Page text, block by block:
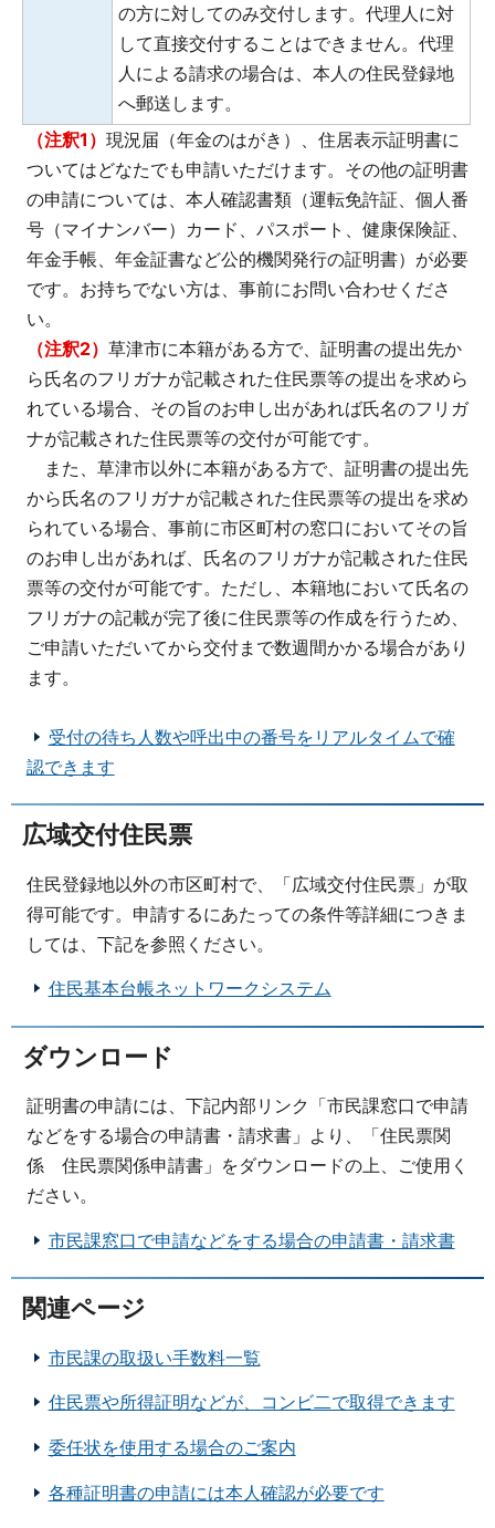
の方に対してのみ交付します。代理人に対
して直接交付することはできません。代理
人による請求の場合は、本人の住民登録地
へ郵送します。
（注釈1） 現況届（年金のはがき）、住居表示証明書に
ついてはどなたでも申請いただけます。その他の証明書
の申請については、本人確認書類（運転免許証、個人番
号（マイナンバー）カード、パスポート、健康保険証、
年金手帳、年金証書など公的機関発行の証明書）が必要
です。お持ちでない方は、事前にお問い合わせくださ
い。
（注釈2） 草津市に本籍がある方で、証明書の提出先か
ら氏名のフリガナが記載された住民票等の提出を求めら
れている場合、その旨のお申し出があれば氏名のフリガ
ナが記載された住民票等の交付が可能です。
また、草津市以外に本籍がある方で、証明書の提出先
から氏名のフリガナが記載された住民票等の提出を求め
られている場合、事前に市区町村の窓口においてその旨
のお申し出があれば、氏名のフリガナが記載された住民
票等の交付が可能です。ただし、本籍地において氏名の
フリガナの記載が完了後に住民票等の作成を行うため、
ご申請いただいてから交付まで数週間かかる場合があり
ます。
受付の待ち人数や呼出中の番号をリアルタイムで確
認できます
広域交付住民票
住民登録地以外の市区町村で、「広域交付住民票」が取
得可能です。申請するにあたっての条件等詳細につきま
しては、下記を参照ください。
住民基本台帳ネットワークシステム
ダウンロード
証明書の申請には、下記内部リンク「市民課窓口で申請
などをする場合の申請書・請求書」より、「住民票関
係 住民票関係申請書」をダウンロードの上、ご使用く
ださい。
市民課窓口で申請などをする場合の申請書・請求書
関連ページ
市民課の取扱い手数料一覧
住民票や所得証明などが、コンビ二で取得できます
委任状を使用する場合のご案内
各種証明書の申請には本人確認が必要です